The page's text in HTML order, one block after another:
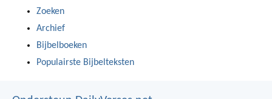
Zoeken
Archief
Bijbelboeken
Populairste Bijbelteksten